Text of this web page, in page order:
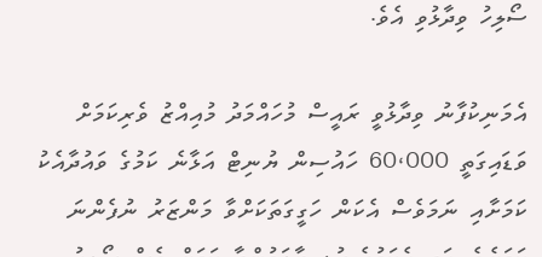
ސޯލިހު ވިދާޅުވި އެވެ.
އެމަނިކުފާނު ވިދާޅުވީ ރައީސް މުހައްމަދު މުއިއްޒު ވެރިކަމަށް
ވަޑައިގަތީ 60،000 ހައުސިން ޔުނިޓް އަޅާނެ ކަމުގެ ވައުދާއެކު
ކަމަށާއި ނަމަވެސް އެކަން ހަގީގަތަކަށްވާ މަންޒަރު ނުފެންނަ